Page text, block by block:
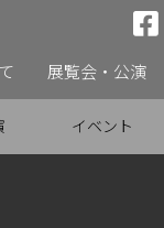
展覧会・公演
イベント